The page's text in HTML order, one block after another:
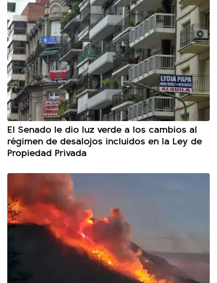
El Senado le dio luz verde a los cambios al
régimen de desalojos incluidos en la Ley de
Propiedad Privada